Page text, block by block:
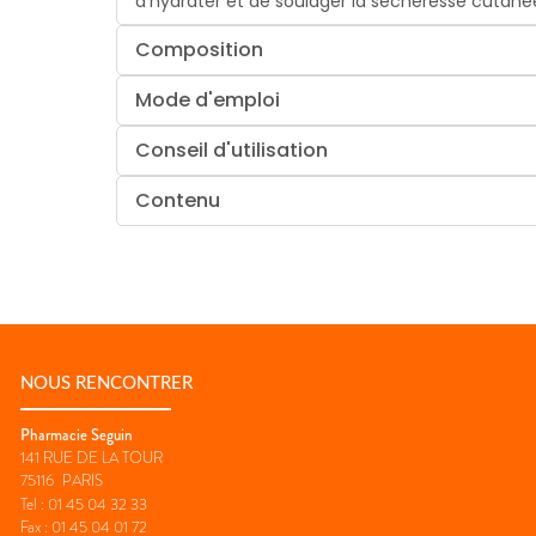
Composition
Mode d'emploi
Conseil d'utilisation
Contenu
NOUS RENCONTRER
Pharmacie Seguin
141 RUE DE LA TOUR
75116 PARIS
Tel : 01 45 04 32 33
Fax : 01 45 04 01 72